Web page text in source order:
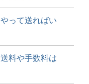
って送ればい
料や手数料は